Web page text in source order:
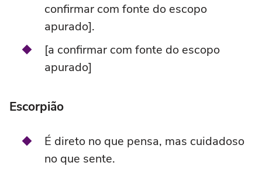
confirmar com fonte do escopo
apurado].
[a confirmar com fonte do escopo
apurado]
Escorpião
É direto no que pensa, mas cuidadoso
no que sente.